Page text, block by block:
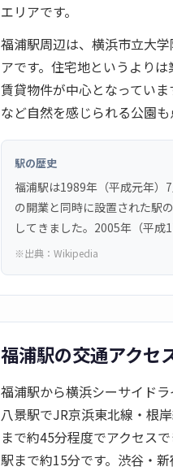
エリアです。
福浦駅周辺は、横浜市立大
アです。住宅地というより
賃貸物件が中心となってい
など自然を感じられる公園
駅の歴史
福浦駅は1989年（平成元年）
の開業と同時に設置された駅
してきました。2005年（平成
※出典： Wikipedia
福浦駅の交通アクセ
福浦駅から横浜シーサイド
八景駅でJR京浜東北線・根
まで約45分程度でアクセス
駅まで約15分です。渋谷・